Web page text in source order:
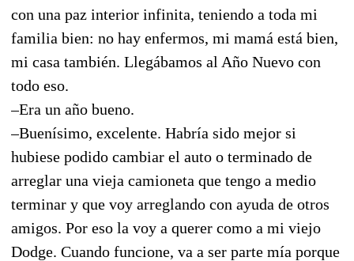
con una paz interior infinita, teniendo a toda mi
familia bien: no hay enfermos, mi mamá está bien,
mi casa también. Llegábamos al Año Nuevo con
todo eso.
–Era un año bueno.
–Buenísimo, excelente. Habría sido mejor si
hubiese podido cambiar el auto o terminado de
arreglar una vieja camioneta que tengo a medio
terminar y que voy arreglando con ayuda de otros
amigos. Por eso la voy a querer como a mi viejo
Dodge. Cuando funcione, va a ser parte mía porque